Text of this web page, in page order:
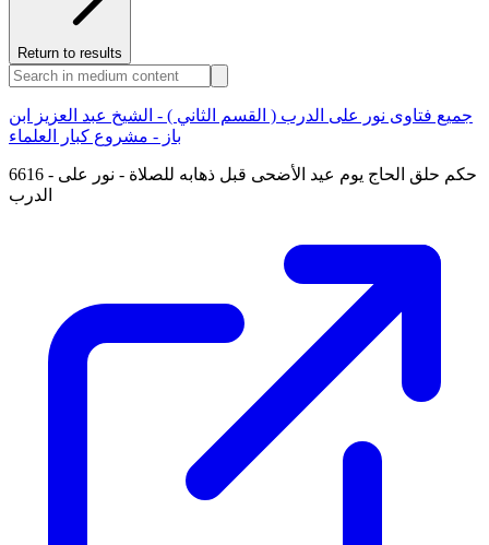
Return to results
جميع فتاوى نور على الدرب ( القسم الثاني ) - الشيخ عبد العزيز ابن
باز - مشروع كبار العلماء
6616 - حكم حلق الحاج يوم عيد الأضحى قبل ذهابه للصلاة - نور على
الدرب